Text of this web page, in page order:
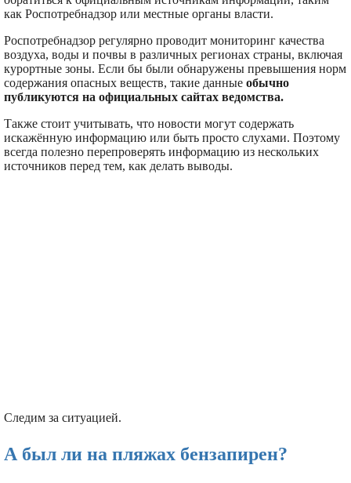
как Роспотребнадзор или местные органы власти.
Роспотребнадзор регулярно проводит мониторинг качества
воздуха, воды и почвы в различных регионах страны, включая
курортные зоны. Если бы были обнаружены превышения норм
содержания опасных веществ, такие данные обычно
публикуются на официальных сайтах ведомства.
Также стоит учитывать, что новости могут содержать
искажённую информацию или быть просто слухами. Поэтому
всегда полезно перепроверять информацию из нескольких
источников перед тем, как делать выводы.
Следим за ситуацией.
А был ли на пляжах бензапирен?